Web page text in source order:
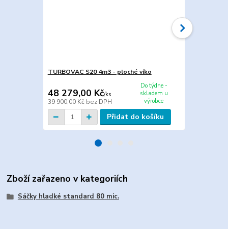
TURBOVAC S20 4m3 - ploché víko
48 279,00 Kč/ks
39 900,00 Kč bez DPH
Do týdne -
skladem u
výrobce
Přidat do košíku
Zboží zařazeno v kategoriích
Sáčky hladké standard 80 mic.